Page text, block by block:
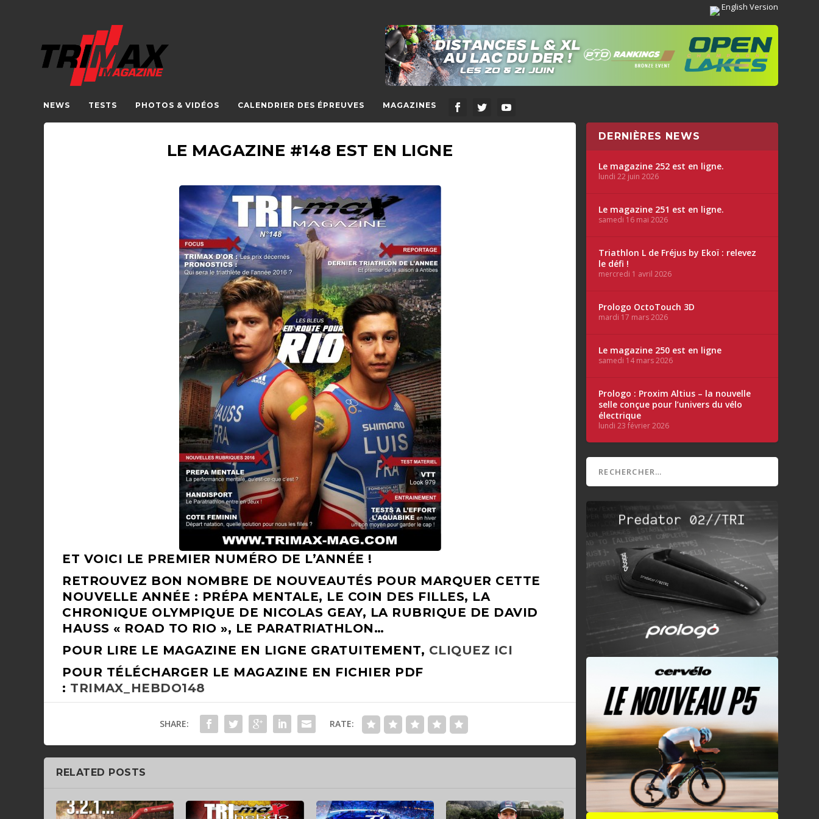
English Version
NEWS TESTS PHOTOS & VIDÉOS CALENDRIER DES ÉPREUVES MAGAZINES
LE MAGAZINE #148 EST EN LIGNE
ET VOICI LE PREMIER NUMÉRO DE L’ANNÉE !
RETROUVEZ BON NOMBRE DE NOUVEAUTÉS POUR MARQUER CETTE
NOUVELLE ANNÉE : PRÉPA MENTALE, LE COIN DES FILLES, LA
CHRONIQUE OLYMPIQUE DE NICOLAS GEAY, LA RUBRIQUE DE DAVID
HAUSS « ROAD TO RIO », LE PARATRIATHLON…
POUR LIRE LE MAGAZINE EN LIGNE GRATUITEMENT, CLIQUEZ ICI
POUR TÉLÉCHARGER LE MAGAZINE EN FICHIER PDF
: TRIMAX_HEBDO148
SHARE: RATE:
RELATED POSTS
DERNIÈRES NEWS
Le magazine 252 est en ligne.
lundi 22 juin 2026
Le magazine 251 est en ligne.
samedi 16 mai 2026
Triathlon L de Fréjus by Ekoï : relevez
le défi !
mercredi 1 avril 2026
Prologo OctoTouch 3D
mardi 17 mars 2026
Le magazine 250 est en ligne
samedi 14 mars 2026
Prologo : Proxim Altius – la nouvelle
selle conçue pour l’univers du vélo
électrique
lundi 23 février 2026